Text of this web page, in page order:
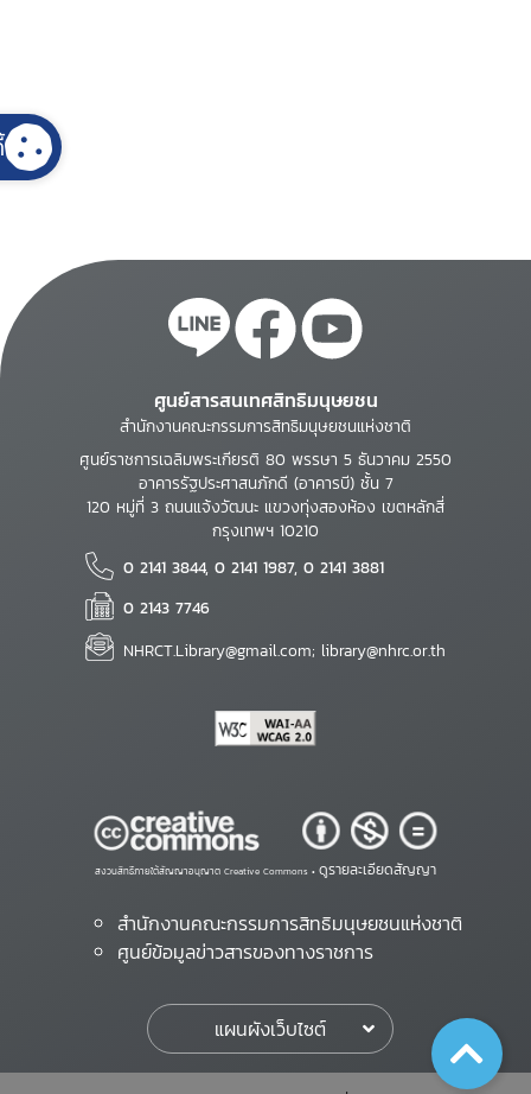
ศูนย์สารสนเทศสิทธิมนุษยชน
สำนักงานคณะกรรมการสิทธิมนุษยชนแห่งชาติ
ศูนย์ราชการเฉลิมพระเกียรติ 80 พรรษา 5 ธันวาคม 2550
อาคารรัฐประศาสนภักดี (อาคารบี) ชั้น 7
120 หมู่ที่ 3 ถนนแจ้งวัฒนะ แขวงทุ่งสองห้อง เขตหลักสี่
กรุงเทพฯ 10210
0 2141 3844, 0 2141 1987, 0 2141 3881
0 2143 7746
NHRCT.Library@gmail.com; library@nhrc.or.th
สงวนสิทธิ์ภายใต้สัญญาอนุญาต Creative Commons • ดูรายละเอียดสัญญา
สำนักงานคณะกรรมการสิทธิมนุษยชนแห่งชาติ
ศูนย์ข้อมูลข่าวสารของทางราชการ
แผนผังเว็บไซต์